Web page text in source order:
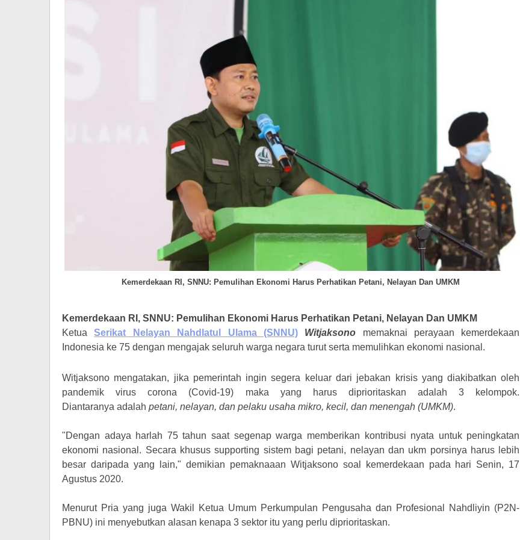
Kemerdekaan RI, SNNU: Pemulihan Ekonomi Harus Perhatikan Petani, Nelayan Dan UMKM
Kemerdekaan RI, SNNU: Pemulihan Ekonomi Harus Perhatikan Petani, Nelayan Dan UMKM
KetuaSerikat Nelayan Nahdlatul Ulama (SNNU) Witjaksono memaknai perayaan kemerdekaan
Indonesia ke 75 dengan mengajak seluruh warga negara turut serta memulihkan ekonomi nasional.
Witjaksono mengatakan, jika pemerintah ingin segera keluar dari jebakan krisis yang diakibatkan oleh
pandemik virus corona (Covid-19) maka yang harus diprioritaskan adalah 3 kelompok.
Diantaranya adalah petani, nelayan, dan pelaku usaha mikro, kecil, dan menengah (UMKM).
"Dengan adaya harlah 75 tahun saat segenap warga memberikan kontribusi nyata untuk peningkatan
ekonomi nasional. Secara khusus supporting sistem bagi petani, nelayan dan ukm porsinya harus lebih
besar daripada yang lain," demikian pemaknaaan Witjaksono soal kemerdekaan pada hari Senin, 17
Agustus 2020.
Menurut Pria yang juga Wakil Ketua Umum Perkumpulan Pengusaha dan Profesional Nahdliyin (P2N-
PBNU) ini menyebutkan alasan kenapa 3 sektor itu yang perlu diprioritaskan.